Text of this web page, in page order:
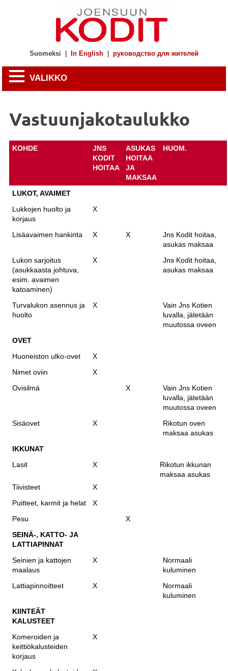
Suomeksi In English руководство для жителей
VALIKKO
Vastuunjakotaulukko
KOHDE
JNS
KODIT
HOITAA
ASUKAS
HOITAA
JA
MAKSAA
HUOM.
LUKOT, AVAIMET
Lukkojen huolto ja
korjaus
X
Lisäavaimen hankinta X X
Jns Kodit hoitaa,
asukas maksaa
Lukon sarjoitus
(asukkaasta johtuva,
esim. avaimen
katoaminen)
X
Jns Kodit hoitaa,
asukas maksaa
Turvalukon asennus ja
huolto
X
Vain Jns Kotien
luvalla, jätetään
muutossa oveen
OVET
Huoneiston ulko-ovet
X
Nimet oviin
X
Ovisilmä
X
Vain Jns Kotien
luvalla, jätetään
muutossa oveen
Sisäovet
X
Rikotun oven
maksaa asukas
IKKUNAT
Lasit
X
Rikotun ikkunan
maksaa asukas
Tiivisteet
X
Puitteet, karmit ja helat
X
Pesu
X
SEINÄ-, KATTO- JA
LATTIAPINNAT
Seinien ja kattojen
maalaus
X
Normaali
kuluminen
Lattiapinnoitteet
X
Normaali
kuluminen
KIINTEÄT
KALUSTEET
Komeroiden ja
keittiökalusteiden
korjaus
X